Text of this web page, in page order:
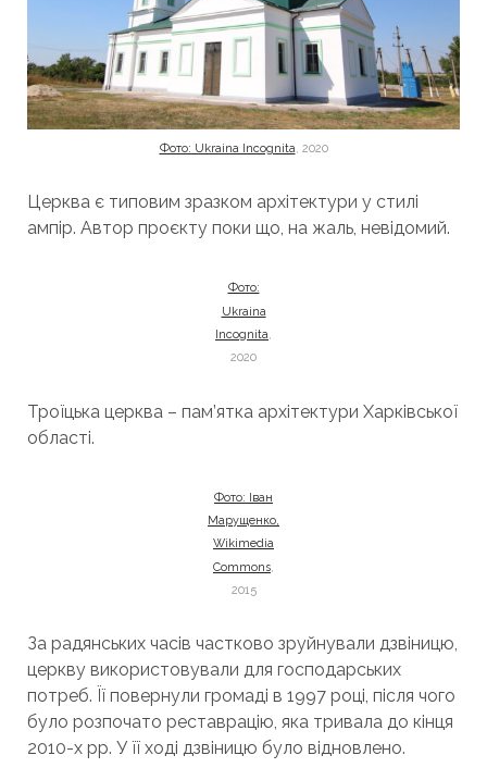
Фото: Ukraina Incognita, 2020
Церква є типовим зразком архітектури у стилі
ампір. Автор проєкту поки що, на жаль, невідомий.
Фото:
Ukraina
Incognita,
2020
Троїцька церква – пам’ятка архітектури Харківської
області.
Фото: Іван
Марущенко,
Wikimedia
Commons,
2015
За радянських часів частково зруйнували дзвіницю,
церкву використовували для господарських
потреб. Її повернули громаді в 1997 році, після чого
було розпочато реставрацію, яка тривала до кінця
2010-х рр. У її ході дзвіницю було відновлено.